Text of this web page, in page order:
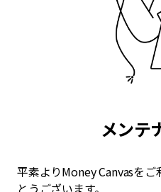
メンテ
平素よりMoney Canvasを
とうございます。